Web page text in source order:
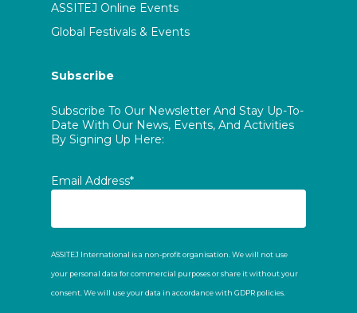
ASSITEJ Online Events
Global Festivals & Events
Subscribe
Subscribe To Our Newsletter And Stay Up-To-
Date With Our News, Events, And Activities
By Signing Up Here:
Email Address*
ASSITEJ International is a non-profit organisation. We will not use
your personal data for commercial purposes or share it without your
consent. We will use your data in accordance with GDPR policies.